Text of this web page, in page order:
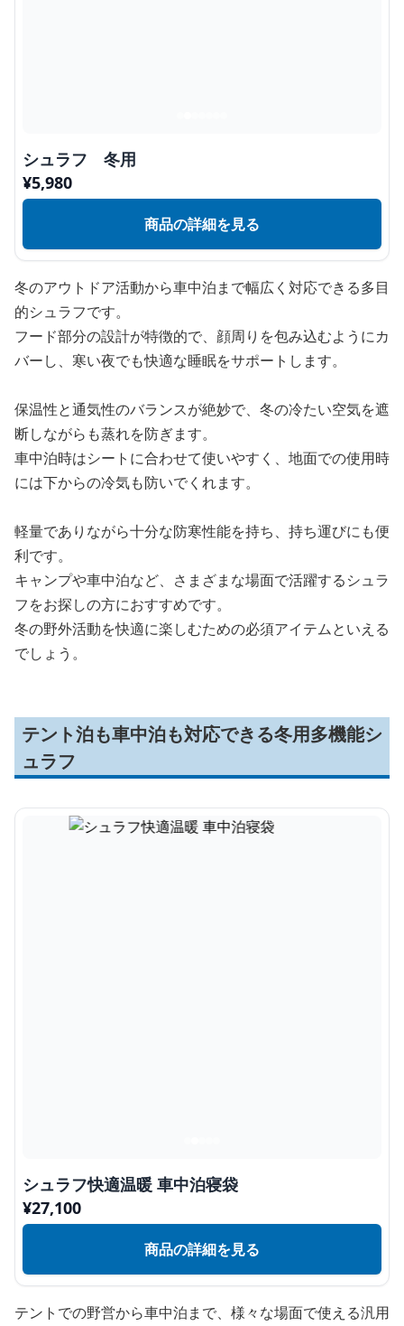
シュラフ 冬用
¥5,980
商品の詳細を見る
冬のアウトドア活動から車中泊まで幅広く対応できる多目
的シュラフです。
フード部分の設計が特徴的で、顔周りを包み込むようにカ
バーし、寒い夜でも快適な睡眠をサポートします。
保温性と通気性のバランスが絶妙で、冬の冷たい空気を遮
断しながらも蒸れを防ぎます。
車中泊時はシートに合わせて使いやすく、地面での使用時
には下からの冷気も防いでくれます。
軽量でありながら十分な防寒性能を持ち、持ち運びにも便
利です。
キャンプや車中泊など、さまざまな場面で活躍するシュラ
フをお探しの方におすすめです。
冬の野外活動を快適に楽しむための必須アイテムといえる
でしょう。
テント泊も車中泊も対応できる冬用多機能シ
ュラフ
シュラフ快適温暖 車中泊寝袋
¥27,100
商品の詳細を見る
テントでの野営から車中泊まで、様々な場面で使える汎用